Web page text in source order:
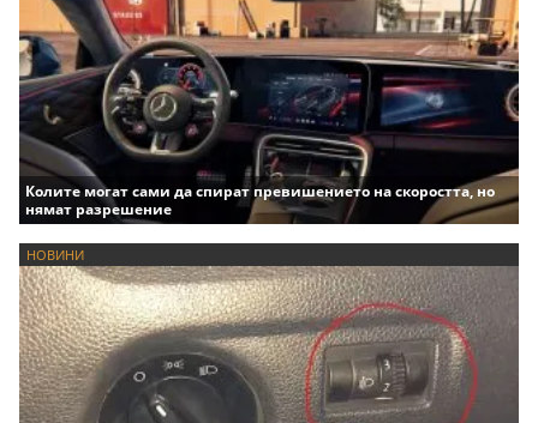
Колите могат сами да спират превишението на скоростта, но
нямат разрешение
НОВИНИ